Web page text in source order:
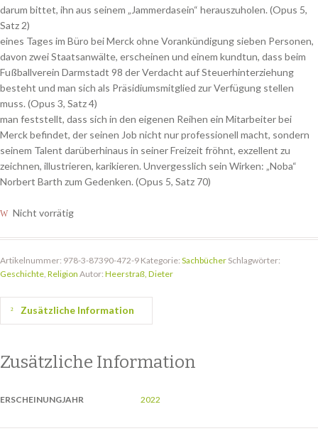
darum bittet, ihn aus seinem „Jammerdasein“ herauszuholen. (Opus 5,
Satz 2)
eines Tages im Büro bei Merck ohne Vorankündigung sieben Personen,
davon zwei Staatsanwälte, erscheinen und einem kundtun, dass beim
Fußballverein Darmstadt 98 der Verdacht auf Steuerhinterziehung
besteht und man sich als Präsidiumsmitglied zur Verfügung stellen
muss. (Opus 3, Satz 4)
man feststellt, dass sich in den eigenen Reihen ein Mitarbeiter bei
Merck befindet, der seinen Job nicht nur professionell macht, sondern
seinem Talent darüberhinaus in seiner Freizeit fröhnt, exzellent zu
zeichnen, illustrieren, karikieren. Unvergesslich sein Wirken: „Noba“
Norbert Barth zum Gedenken. (Opus 5, Satz 70)
Nicht vorrätig
Artikelnummer: 978-3-87390-472-9 Kategorie: Sachbücher Schlagwörter:
Geschichte, Religion Autor: Heerstraß, Dieter
Zusätzliche Information
Zusätzliche Information
ERSCHEINUNGJAHR 2022